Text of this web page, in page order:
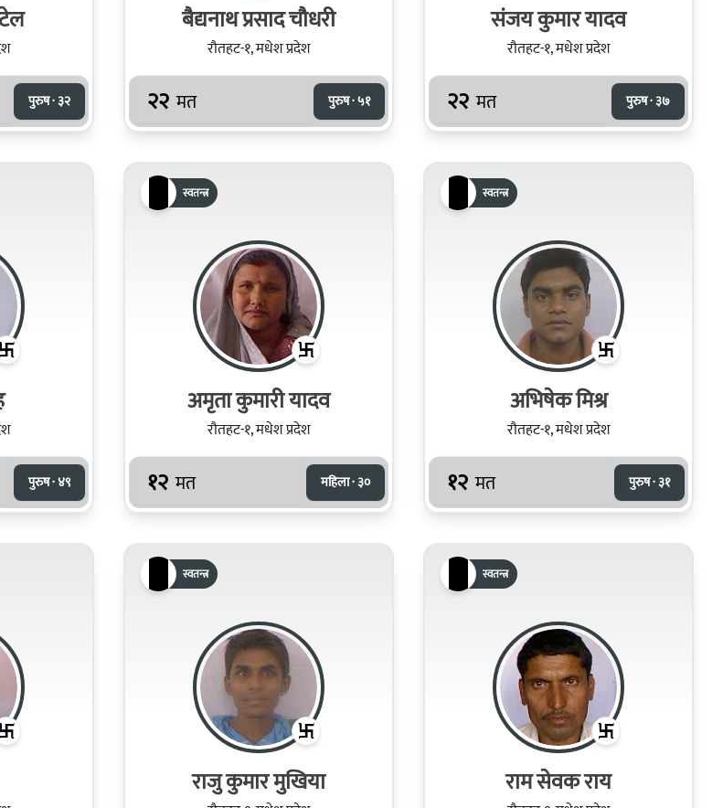
पटेल
पुरुष · ३२
बैद्यनाथ प्रसाद चौधरी
रौतहट-१, मधेश प्रदेश
२२ मत पुरुष · ५१
संजय कुमार यादव
रौतहट-१, मधेश प्रदेश
२२ मत पुरुष · ३७
पुरुष · ४९
स्वतन्त्र
अमृता कुमारी यादव
रौतहट-१, मधेश प्रदेश
१२ मत महिला · ३०
स्वतन्त्र
अभिषेक मिश्र
रौतहट-१, मधेश प्रदेश
१२ मत पुरुष · ३१
स्वतन्त्र
राजु कुमार मुखिया
स्वतन्त्र
राम सेवक राय